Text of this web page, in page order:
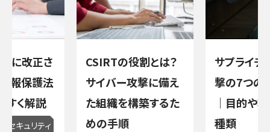
に改正さ
報保護法
すく解説
セキュリティ
CSIRTの役割とは？
サイバー攻撃に備え
た組織を構築するた
めの手順
サプライチ
撃の7つの
｜目的や
種類